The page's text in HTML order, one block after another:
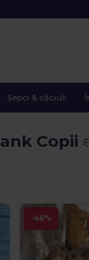
Șepci & căciuli
Copii
-46%